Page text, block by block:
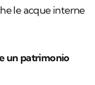
le acque interne
un patrimonio